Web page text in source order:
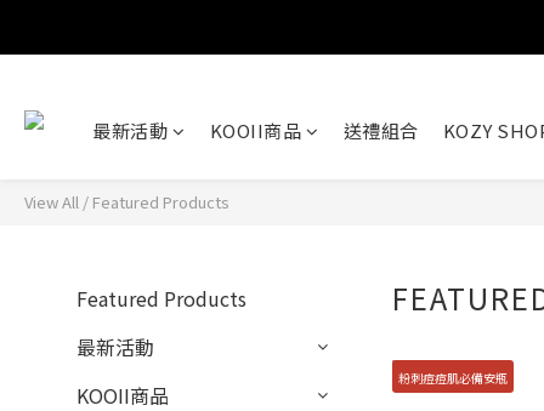
最新活動 KOOII商品 送禮組合 KOZY
View All / Featured Products
Featured Products
最新活動
KOOII商品
粉刺痘痘肌必備安瓶